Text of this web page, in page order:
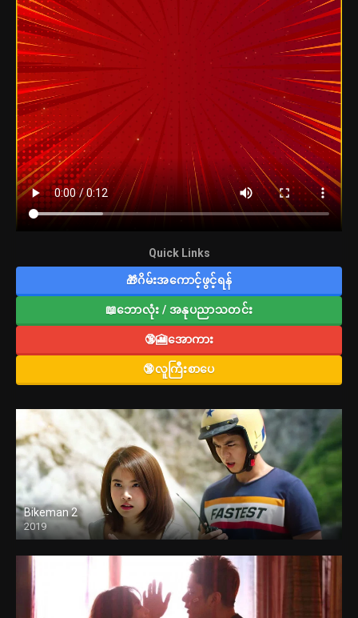
Quick Links
🎁ဂိမ်းအကောင့်ဖွင့်ရန်
📖ဘောလုံး / အနုပညာသတင်း
🔞🎦အောကား
🔞လူကြီးစာပေ
Bikeman 2
2019